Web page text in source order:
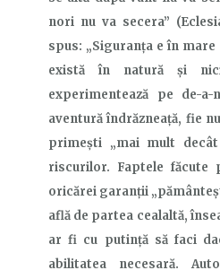
nori nu va secera”
spus: „Siguranța e în
există în natură și
experimentează pe de-
aventură îndrăzneață, fie
primești „mai mult
riscurilor. Faptele făcute
oricărei garanții
află de partea cealaltă,
ar fi cu putință să faci
abilitatea necesară.